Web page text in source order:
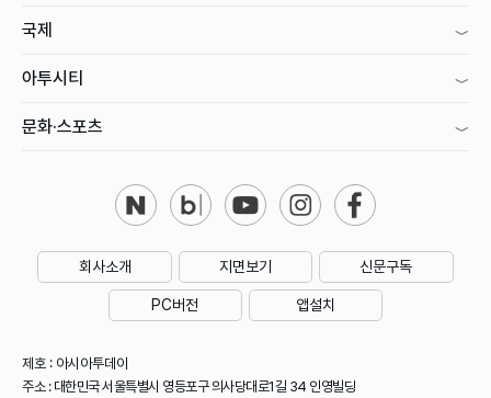
국제
아투시티
문화·스포츠
회사소개 지면보기 신문구독
PC버전 앱설치
제호 : 아시아투데이
주소 : 대한민국 서울특별시 영등포구 의사당대로1길 34 인영빌딩